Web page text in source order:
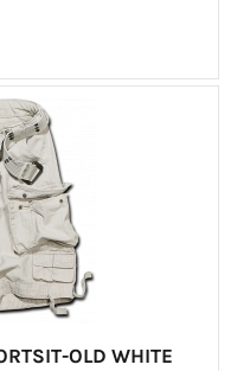
OLD WHITE